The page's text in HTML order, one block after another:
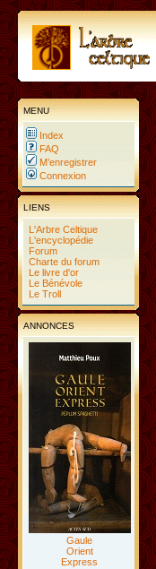
MENU
Index
FAQ
M’enregistrer
Connexion
LIENS
L'Arbre Celtique
L'encyclopédie
Forum
Charte du forum
Le livre d'or
Le Bénévole
Le Troll
ANNONCES
Gaule
Orient
Express